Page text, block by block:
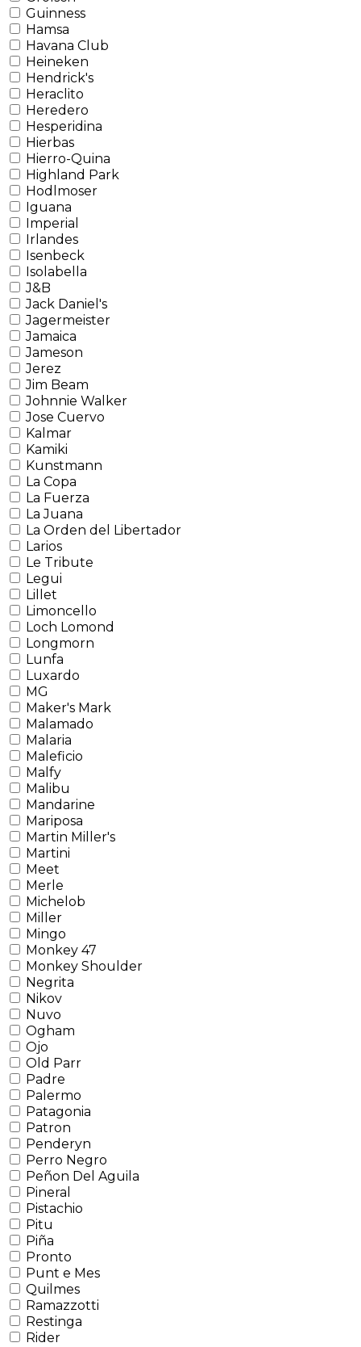
Guinness
Hamsa
Havana Club
Heineken
Hendrick's
Heraclito
Heredero
Hesperidina
Hierbas
Hierro-Quina
Highland Park
Hodlmoser
Iguana
Imperial
Irlandes
Isenbeck
Isolabella
J&B
Jack Daniel's
Jagermeister
Jamaica
Jameson
Jerez
Jim Beam
Johnnie Walker
Jose Cuervo
Kalmar
Kamiki
Kunstmann
La Copa
La Fuerza
La Juana
La Orden del Libertador
Larios
Le Tribute
Legui
Lillet
Limoncello
Loch Lomond
Longmorn
Lunfa
Luxardo
MG
Maker's Mark
Malamado
Malaria
Maleficio
Malfy
Malibu
Mandarine
Mariposa
Martin Miller's
Martini
Meet
Merle
Michelob
Miller
Mingo
Monkey 47
Monkey Shoulder
Negrita
Nikov
Nuvo
Ogham
Ojo
Old Parr
Padre
Palermo
Patagonia
Patron
Penderyn
Perro Negro
Peñon Del Aguila
Pineral
Pistachio
Pitu
Piña
Pronto
Punt e Mes
Quilmes
Ramazzotti
Restinga
Rider